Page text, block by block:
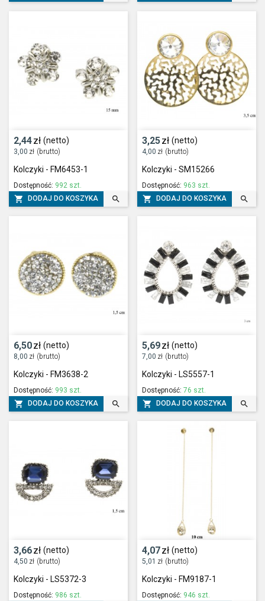
2,44zł (netto)
3,00 zł (brutto)
Kolczyki - FM6453-1
Dostępność: 992 szt.
 DODAJ DO KOSZYKA 
3,25zł (netto)
4,00 zł (brutto)
Kolczyki - SM15266
Dostępność: 963 szt.
 DODAJ DO KOSZYKA 
6,50zł (netto)
8,00 zł (brutto)
Kolczyki - FM3638-2
Dostępność: 993 szt.
 DODAJ DO KOSZYKA 
5,69zł (netto)
7,00 zł (brutto)
Kolczyki - LS5557-1
Dostępność: 76 szt.
 DODAJ DO KOSZYKA 
3,66zł (netto)
4,50 zł (brutto)
Kolczyki - LS5372-3
Dostępność: 986 szt.
4,07zł (netto)
5,01 zł (brutto)
Kolczyki - FM9187-1
Dostępność: 946 szt.